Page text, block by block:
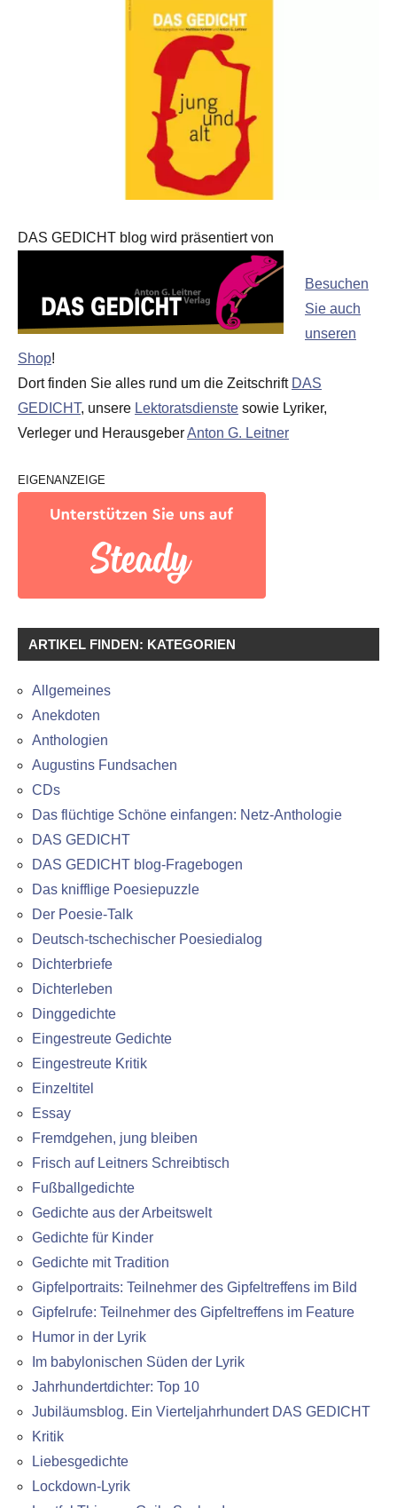
DAS GEDICHT blog wird präsentiert von
Besuchen
Sie auch
unseren
Shop!
Dort finden Sie alles rund um die Zeitschrift DAS
GEDICHT, unsere Lektoratsdienste sowie Lyriker,
Verleger und HerausgeberAnton G. Leitner
EIGENANZEIGE
ARTIKEL FINDEN: KATEGORIEN
Allgemeines
Anekdoten
Anthologien
Augustins Fundsachen
CDs
Das flüchtige Schöne einfangen: Netz-Anthologie
DAS GEDICHT
DAS GEDICHT blog-Fragebogen
Das knifflige Poesiepuzzle
Der Poesie-Talk
Deutsch-tschechischer Poesiedialog
Dichterbriefe
Dichterleben
Dinggedichte
Eingestreute Gedichte
Eingestreute Kritik
Einzeltitel
Essay
Fremdgehen, jung bleiben
Frisch auf Leitners Schreibtisch
Fußballgedichte
Gedichte aus der Arbeitswelt
Gedichte für Kinder
Gedichte mit Tradition
Gipfelportraits: Teilnehmer des Gipfeltreffens im Bild
Gipfelrufe: Teilnehmer des Gipfeltreffens im Feature
Humor in der Lyrik
Im babylonischen Süden der Lyrik
Jahrhundertdichter: Top 10
Jubiläumsblog. Ein Vierteljahrhundert DAS GEDICHT
Kritik
Liebesgedichte
Lockdown-Lyrik